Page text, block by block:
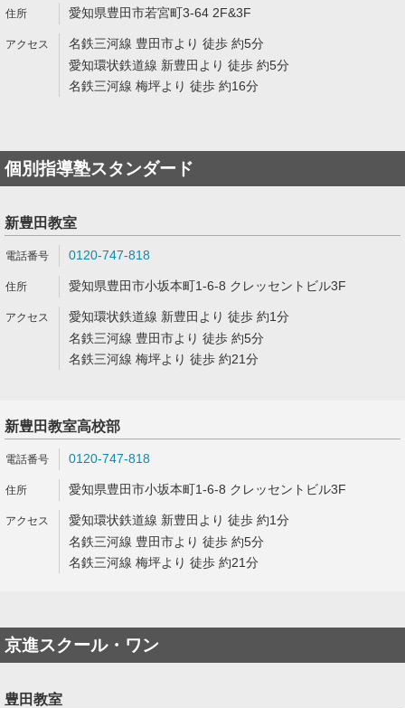
愛知県豊田市若宮町3-64 2F&3F
名鉄三河線 豊田市より 徒歩 約5分
愛知環状鉄道線 新豊田より 徒歩 約5分
名鉄三河線 梅坪より 徒歩 約16分
個別指導塾スタンダード
新豊田教室
0120-747-818
愛知県豊田市小坂本町1-6-8 クレッセントビル3F
愛知環状鉄道線 新豊田より 徒歩 約1分
名鉄三河線 豊田市より 徒歩 約5分
名鉄三河線 梅坪より 徒歩 約21分
新豊田教室高校部
0120-747-818
愛知県豊田市小坂本町1-6-8 クレッセントビル3F
愛知環状鉄道線 新豊田より 徒歩 約1分
名鉄三河線 豊田市より 徒歩 約5分
名鉄三河線 梅坪より 徒歩 約21分
京進スクール・ワン
豊田教室